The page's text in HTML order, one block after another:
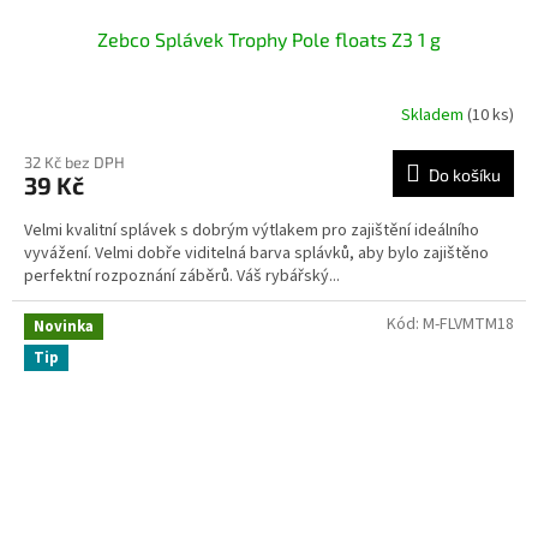
Zebco Splávek Trophy Pole floats Z3 1 g
Skladem (10 ks)
32 Kč bez DPH
39 Kč Do košíku
Velmi kvalitní splávek s dobrým výtlakem pro zajištění ideálního
vyvážení. Velmi dobře viditelná barva splávků, aby bylo zajištěno
perfektní rozpoznání záběrů. Váš rybářský...
Novinka
Tip
Kód: M-FLVMTM18